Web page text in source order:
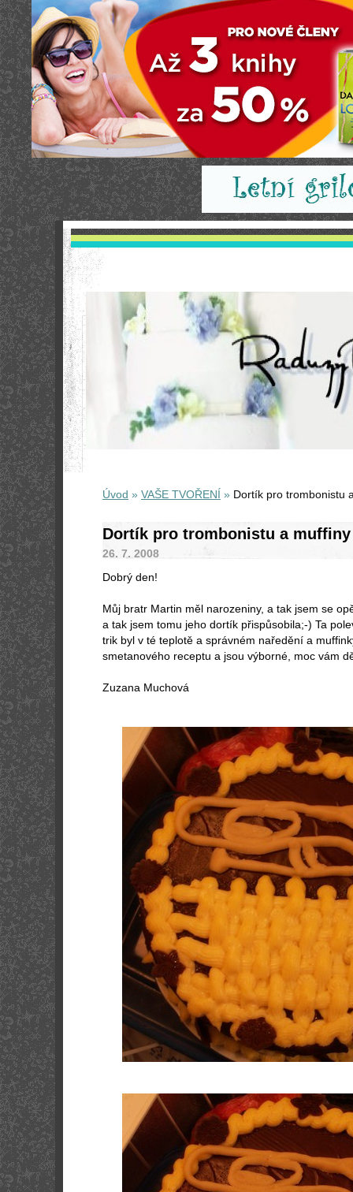
Úvod » VAŠE TVOŘENÍ » Dortík pro trombonistu
Dortík pro trombonistu a
26. 7. 2008
Dobrý den!
Můj bratr Martin měl narozeniny, a tak jsem se
a tak jsem tomu jeho dortík přispůsobila;-) Ta
trik byl v té teplotě a správném naředění a
smetanového receptu a jsou výborné, moc vám
Zuzana Muchová